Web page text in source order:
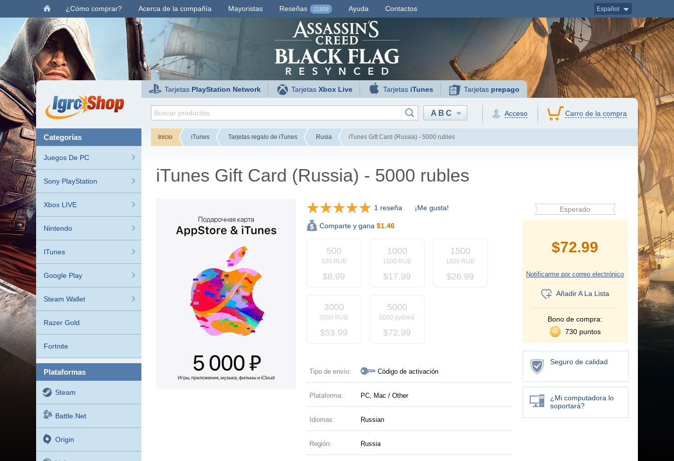
¿Cómo comprar? Acerca de la compañía Mayoristas Reseñas 21509 Ayuda Contactos Español
Tarjetas PlayStation Network TarjetasXbox Live Tarjetas iTunes Tarjetas prepago
ABC Acceso Carro de la compra
categorías
Juegos De PC
Sony PlayStation
Xbox LIVE
Nintendo
ITunes
Google Play
Steam Wallet
Razer Gold
Fortnite
plataformas
Steam
Battle.net
Origin
Inicio iTunes Tarjetas regalo de iTunes Rusia iTunes Gift Card (Russia) - 5000 rubles
iTunes Gift Card (Russia) - 5000 rubles
1 reseña ¡Me gusta!
Comparte y gana $1.46
500
500 RUB
$8.99
1000
1000 RUB
$17.99
1500
1500 RUB
$26.99
3000
3000 RUB
$53.99
5000
5000 рублей
$72.99
Tipo de envío: Código de activación
Plataforma: PC, Mac / Other
Idiomas: Russian
Región: Russia
Esperado
$72.99
Notificarme por correo electrónico
Añadir A La Lista
Bono de compra:
730 puntos
Seguro de calidad
¿Mi computadora lo
soportará?